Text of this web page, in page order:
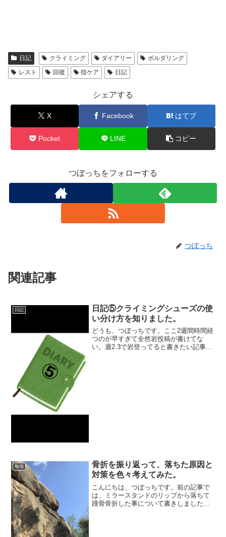
日記 クライミング ダイアリー
ボルダリング
レスト
回復 指ケア 日記
シェアする
X Facebook はてブ
Pocket LINE コピー
つぼっちをフォローする
つぼっち
関連記事
日記
日記⑤クライミングシューズの使
い分け方を知りました。
どうも、つぼっちです。ここ2週間時間経
つのが早すぎて全然岩投稿が書けてな
い。週2.3で岩登ってると書きたい記事が
勉強
骨折を振り返って、落ちた原因と
対策を色々考えてみた。
こんにちは、つぼっちです。前の記事で
は、ミラースタンドのリップから落ちて
踵骨骨折した事について書きしました。